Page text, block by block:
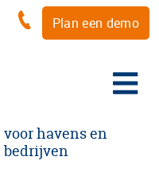
Plan een demo
havens en
bedrijven